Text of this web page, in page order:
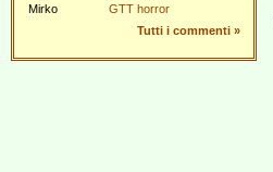
Mirko
GTT horror
Tutti i commenti »